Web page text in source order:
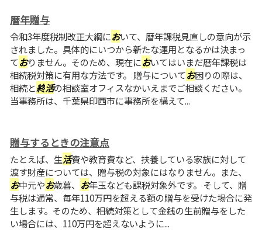
暦年贈与
令和3年度税制改正大綱において、暦年課税見直しの意向が示
されました。具体的にいつから新たな運用となるかは決まっ
ておりません。そのため、現在においてはいまだ暦年課税は
相続税対策に有用な方法です。 贈与についてお困りの際は、
相続と終活の相談室オフィスなかいえまでご相談ください。
当事務所は、千葉県印西市に事務所を構えて...
贈与するときの注意点
たとえば、生活費や教育費など、扶養している家族に対して
渡す財産については、贈与税の対象にはなりません。また、
お中元やお歳暮、 お年玉なども課税対象外です。 そして、贈
与税は通常、毎年110万円を超える額の贈与を受けた場合に発
生します。そのため、相続対策として金銭の生前贈与をした
い場合には、110万円を超えないように...